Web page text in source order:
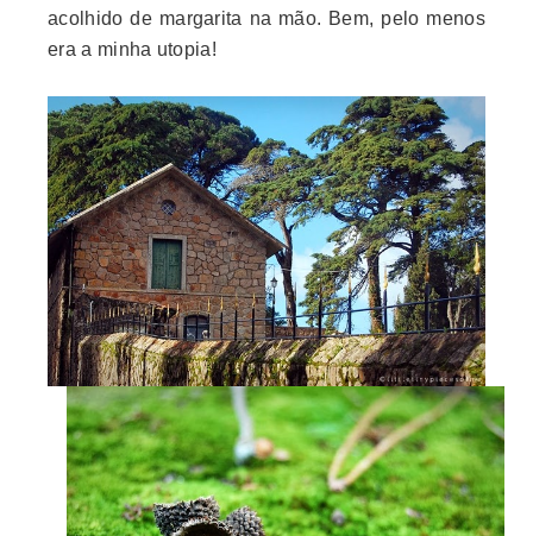
acolhido de margarita na mão. Bem, pelo menos
era a minha utopia!